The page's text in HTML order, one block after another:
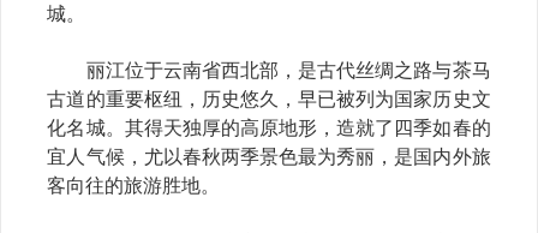
城。
丽江位于云南省西北部，是古代丝绸之路与茶马
古道的重要枢纽，历史悠久，早已被列为国家历史文
化名城。其得天独厚的高原地形，造就了四季如春的
宜人气候，尤以春秋两季景色最为秀丽，是国内外旅
客向往的旅游胜地。